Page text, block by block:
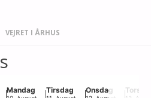
VEJRET I ÅRHUS
Mandag Tirsdag Onsdag